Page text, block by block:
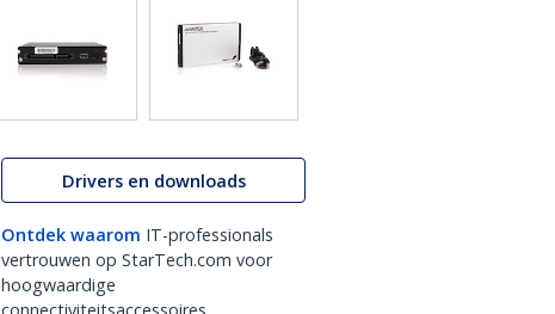
Drivers en downloads
Ontdek waarom IT-professionals
vertrouwen op StarTech.com voor
hoogwaardige